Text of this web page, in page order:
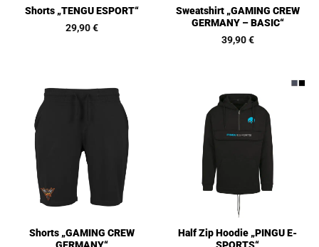
Shorts „TENGU ESPORT“
29,90€
Sweatshirt „GAMING CREW
GERMANY – BASIC“
39,90€
Shorts „GAMING CREW
GERMANY“
Half Zip Hoodie „PINGU E-
SPORTS“